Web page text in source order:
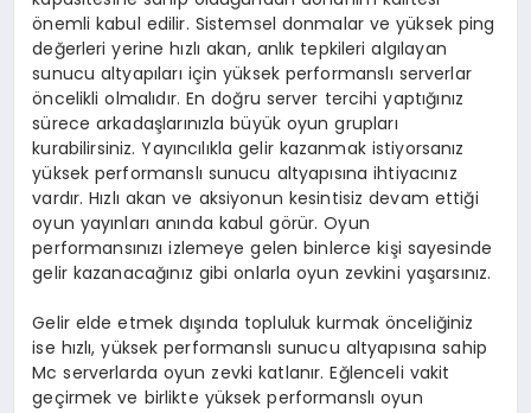
önemli kabul edilir. Sistemsel donmalar ve yüksek ping
değerleri yerine hızlı akan, anlık tepkileri algılayan
sunucu altyapıları için yüksek performanslı serverlar
öncelikli olmalıdır. En doğru server tercihi yaptığınız
sürece arkadaşlarınızla büyük oyun grupları
kurabilirsiniz. Yayıncılıkla gelir kazanmak istiyorsanız
yüksek performanslı sunucu altyapısına ihtiyacınız
vardır. Hızlı akan ve aksiyonun kesintisiz devam ettiği
oyun yayınları anında kabul görür. Oyun
performansınızı izlemeye gelen binlerce kişi sayesinde
gelir kazanacağınız gibi onlarla oyun zevkini yaşarsınız.
Gelir elde etmek dışında topluluk kurmak önceliğiniz
ise hızlı, yüksek performanslı sunucu altyapısına sahip
Mc serverlarda oyun zevki katlanır. Eğlenceli vakit
geçirmek ve birlikte yüksek performanslı oyun